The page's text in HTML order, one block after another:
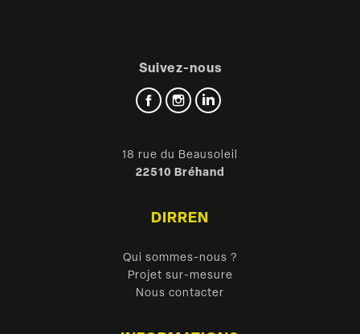
Suivez-nous
FacebookInstagramLinkedIn
18 rue du Beausoleil
22510 Bréhand
DIRREN
Qui sommes-nous ?
Projet sur-mesure
Nous contacter